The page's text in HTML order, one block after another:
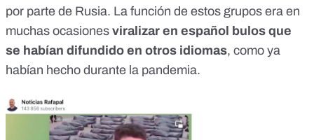
por parte de Rusia. La función de estos grupos era en
muchas ocasiones viralizar en español bulos que
se habían difundido en otros idiomas, como ya
habían hecho durante la pandemia.